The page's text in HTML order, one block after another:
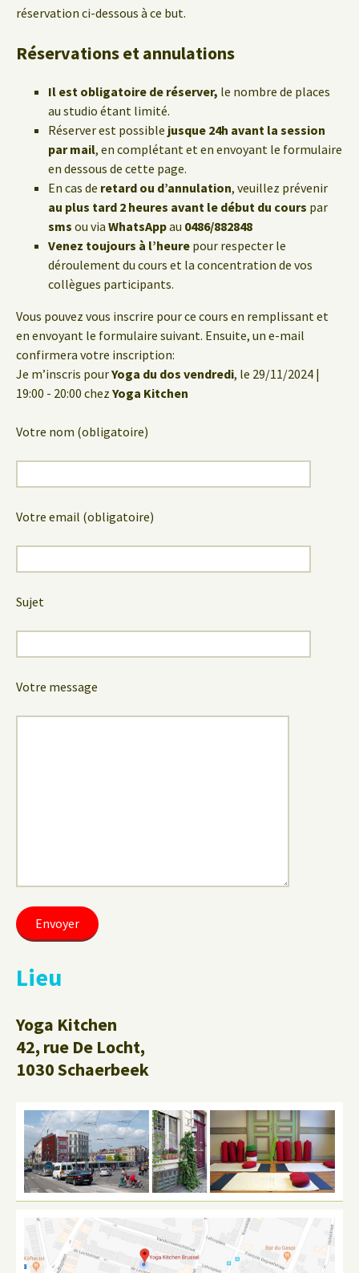
réservation ci-dessous à ce but.
Réservations et annulations
Il est obligatoire de réserver, le nombre de places
au studio étant limité.
Réserver est possible jusque 24h avant la session
par mail, en complétant et en envoyant le formulaire
en dessous de cette page.
En cas de retard ou d’annulation, veuillez prévenir
au plus tard 2 heures avant le début du cours par
sms ou via WhatsAppau 0486/882848
Venez toujours à l’heure pour respecter le
déroulement du cours et la concentration de vos
collègues participants.
Vous pouvez vous inscrire pour ce cours en remplissant et
en envoyant le formulaire suivant. Ensuite, un e-mail
confirmera votre inscription:
Je m’inscris pourYoga du dos vendredi, le 29/11/2024 |
19:00 - 20:00 chez Yoga Kitchen
Votre nom (obligatoire)
Votre email (obligatoire)
Sujet
Votre message
Lieu
Yoga Kitchen
42, rue De Locht,
1030 Schaerbeek